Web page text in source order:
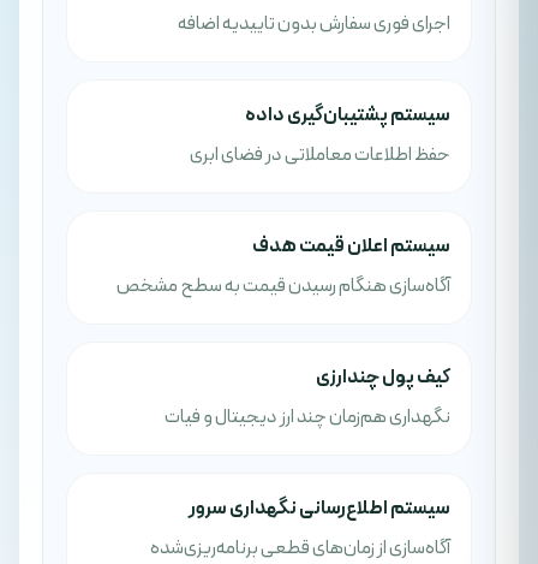
اجرای فوری سفارش بدون تاییدیه اضافه
سیستم پشتیبان‌گیری داده
حفظ اطلاعات معاملاتی در فضای ابری
سیستم اعلان قیمت هدف
آگاه‌سازی هنگام رسیدن قیمت به سطح مشخص
کیف پول چندارزی
نگهداری هم‌زمان چند ارز دیجیتال و فیات
سیستم اطلاع‌رسانی نگهداری سرور
آگاه‌سازی از زمان‌های قطعی برنامه‌ریزی‌شده